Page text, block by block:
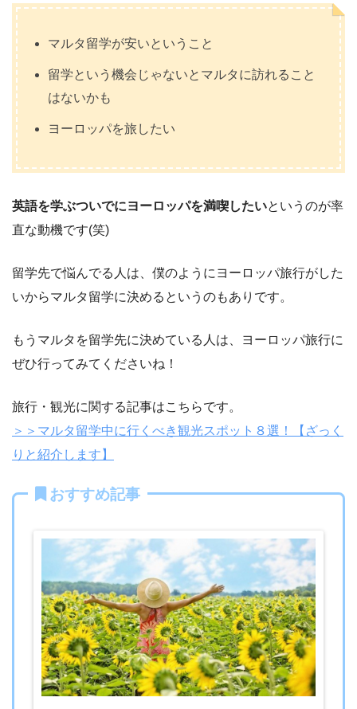
マルタ留学が安いということ
留学という機会じゃないとマルタに訪れること
はないかも
ヨーロッパを旅したい
英語を学ぶついでにヨーロッパを満喫したいというのが率
直な動機です(笑)
留学先で悩んでる人は、僕のようにヨーロッパ旅行がした
いからマルタ留学に決めるというのもありです。
もうマルタを留学先に決めている人は、ヨーロッパ旅行に
ぜひ行ってみてくださいね！
旅行・観光に関する記事はこちらです。
＞＞マルタ留学中に行くべき観光スポット８選！【ざっく
りと紹介します】
おすすめ記事